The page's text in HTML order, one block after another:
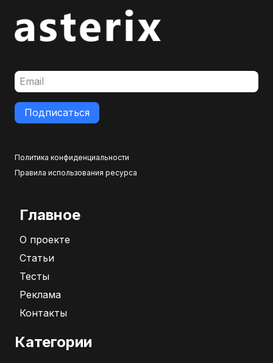
Подписаться
Политика конфиденциальности
Правила использования ресурса
Главное
О проекте
Статьи
Тесты
Реклама
Контакты
Категории